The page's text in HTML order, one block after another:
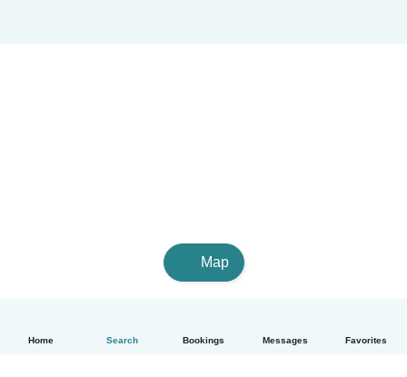
Home Search Bookings Messages Favorites
Map